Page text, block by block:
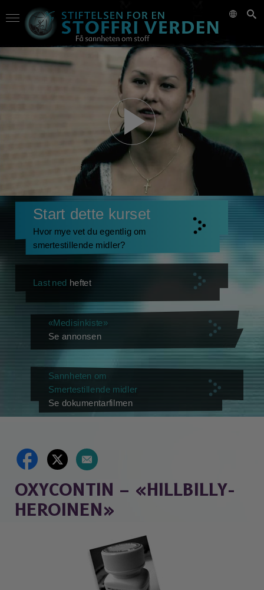
Start dette kurset
Hvor mye vet du egentlig om
smertestillende midler?
Last ned heftet
«Medisinkiste»
Se annonsen
Sannheten om
Smertestillende midler
Se dokumentarfilmen
OXYCONTIN – «HILLBILLY-
HEROINEN»